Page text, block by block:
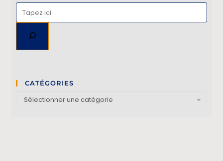
CATÉGORIES
Sélectionner une catégorie